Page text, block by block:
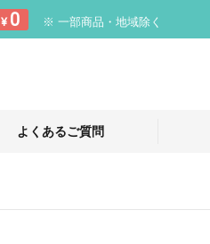
¥ 0 ※ 一部商品・地域除く
よくあるご質問